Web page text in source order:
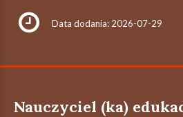
Data dodania: 2026-07-29
Nauczyciel (ka)